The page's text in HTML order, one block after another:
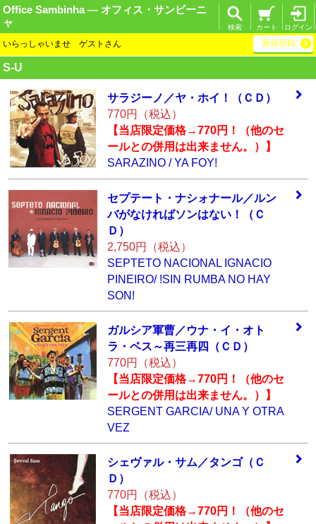
Office Sambinha ― オフィス・サンビーニ
ャ
ログイン
カート
検索
いらっしゃいませ ゲストさん 新規登録
S-U
サラジーノ／ヤ・ ホイ！（ＣＤ）
770円（税込）
【当店限定価格→770円！（他のセ
ールとの併用は出来ません。）】
SARAZINO / YA FOY!
セプテート・ナシォナール／ルン
バがなければソンはない！（Ｃ
Ｄ）
2,750円（税込）
SEPTETO NACIONAL IGNACIO
PINEIRO/ !SIN RUMBA NO HAY
SON!
ガルシア軍曹／ウナ・イ・オト
ラ・ ベス～再三再四（ ＣＤ）
770円（税込）
【当店限定価格→770円！（他のセ
ールとの併用は出来ません。）】
SERGENT GARCIA/ UNA Y OTRA
VEZ
シェヴァル・サム ／タンゴ（Ｃ
Ｄ）
770円（税込）
【当店限定価格→770円！（他のセ